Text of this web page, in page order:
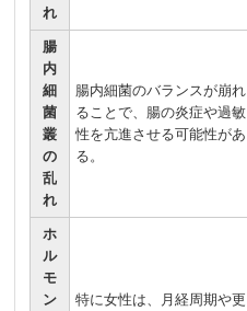
れ
腸
内
細
菌
叢
の
乱
れ
腸内細菌のバランスが崩れ
ることで、腸の炎症や過敏
性を亢進させる可能性があ
る。
ホ
ル
モ
ン
特に女性は、月経周期や更